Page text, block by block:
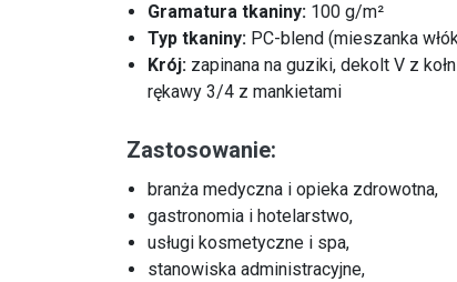
Gramatura tkaniny: 100 g/m²
Typ tkaniny: PC-blend (mieszanka
Krój: zapinana na guziki, dekolt V z
rękawy 3/4 z mankietami
Zastosowanie:
branża medyczna i opieka zdrowotna,
gastronomia i hotelarstwo,
usługi kosmetyczne i spa,
stanowiska administracyjne,